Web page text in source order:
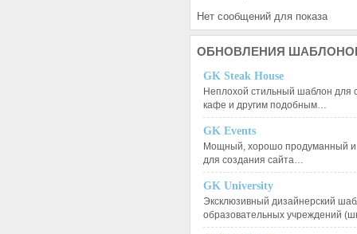
Нет сообщений для показа
ОБНОВЛЕНИЯ
GK Steak House
Неплохой стильный шаблон для
кафе и другим подобным…
GK Events
Мощный, хорошо продуманный и
для создания сайта…
GK University
Эксклюзивный дизайнерский
образовательных учреждений